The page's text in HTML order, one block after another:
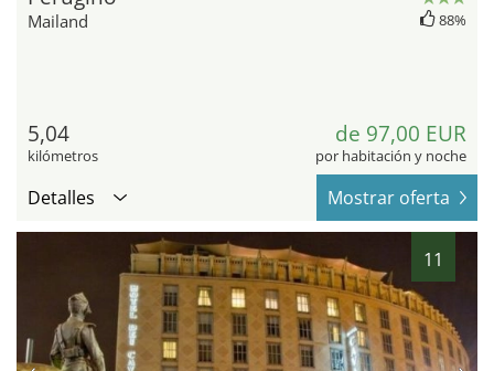
Mailand 88%
5,04
kilómetros
de 97,00 EUR
por habitación y noche
Detalles Mostrar oferta
11